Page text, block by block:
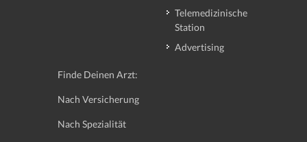
Telemedizinische
Station
Advertising
Finde Deinen Arzt:
Nach Versicherung
Nach Spezialität